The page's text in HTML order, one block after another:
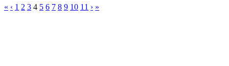
« ‹ 1 2 3 4 5 6 7 8 9 10 11 › »